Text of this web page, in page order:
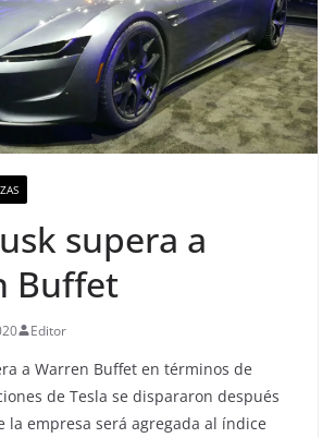
supera a
Buffet
Editor
a Warren Buffet en términos de
de Tesla se dispararon después
la empresa será agregada al índice